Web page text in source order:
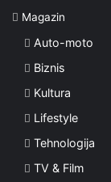
Magazin
Auto-moto
Biznis
Kultura
Lifestyle
Tehnologija
TV & Film